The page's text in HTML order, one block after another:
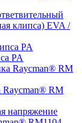
клипса) EVA /
PA
Raycman® RM